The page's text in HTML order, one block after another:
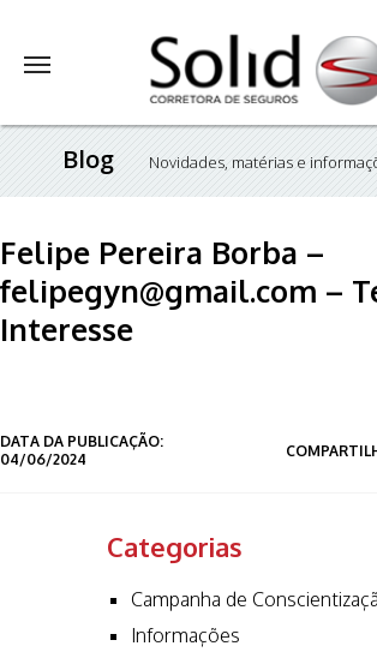
Blog Novidades, matérias e
Felipe Pereira Borba –
felipegyn@gmail.com –
Interesse
DATA DA PUBLICAÇÃO:
04/06/2024
Categorias
Campanha de
Informações